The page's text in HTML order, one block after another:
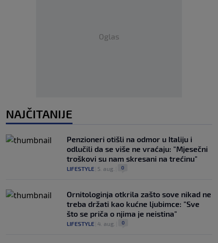
Oglas
NAJČITANIJE
Penzioneri otišli na odmor u Italiju i
odlučili da se više ne vraćaju: "Mjesečni
troškovi su nam skresani na trećinu"
LIFESTYLE 5. aug. 0
Ornitologinja otkrila zašto sove nikad ne
treba držati kao kućne ljubimce: "Sve
što se priča o njima je neistina"
LIFESTYLE 4. aug. 0